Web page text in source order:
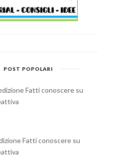
POST POPOLARI
Fatti conoscere su
Fatti conoscere su